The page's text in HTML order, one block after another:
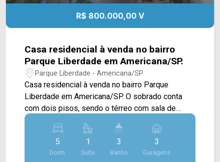
R$ 800.000,00 V
Casa residencial à venda no bairro
Parque Liberdade em Americana/SP.
Parque Liberdade - Americana/SP
Casa residencial à venda no bairro Parque
Liberdade em Americana/SP. O sobrado conta
com dois pisos, sendo o térreo com sala de
jantar e sala de estar, cozinha com gabinete e
cooktop, 01 dormitório, 01 banheiro social, área
de serviço e jardim. Já o piso superior possui
sala com sacada, 04 dormitórios, sendo 01 suíte
5
Dorm.
1
Suite
3
Banho
3
Garagens